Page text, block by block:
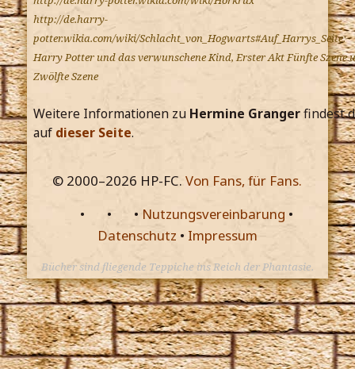
http://de.harry-
potter.wikia.com/wiki/Schlacht_von_Hogwarts#Auf_Harrys_Seite:
Harry Potter und das verwunschene Kind, Erster Akt Fünfte Szene
Zwölfte Szene
Weitere Informationen zu Hermine Grangerfindest
auf dieser Seite.
© 2000–2026 HP-FC.Von Fans, für Fans.
•
• • Nutzungsvereinbarung •
Datenschutz • Impressum
Bücher sind fliegende Teppiche ins Reich der Phantasie.